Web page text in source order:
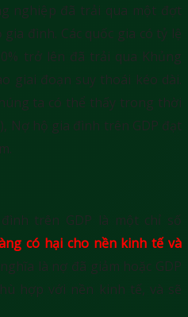
nghiệp đã trải qua một đợt
đình. Các quốc gia có tỷ lệ
trở lên đã trải qua Khủng
giai đoạn suy thoái kéo dài.
ta có thể thấy trong thời
Nợ hộ gia đình trên GDP đạt
trên GDP là một chỉ số
có hại cho nền kinh tế và
là nợ đã giảm hoặc GDP
hợp với nền kinh tế, và sẽ